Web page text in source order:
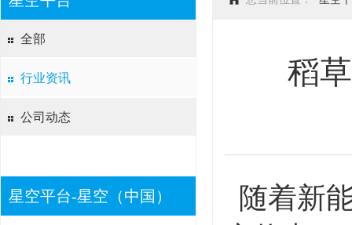
全部
行业资讯
公司动态
星空平台-星空（中国）
稻
随着新